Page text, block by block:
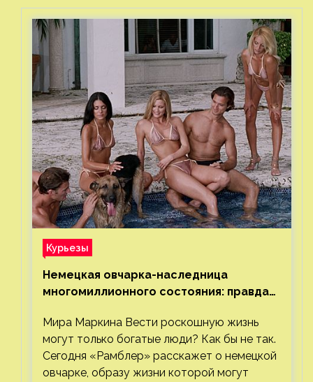
Курьезы
Немецкая овчарка-наследница
многомиллионного состояния: правда
Мира Маркина Вести роскошную жизнь
могут только богатые люди? Как бы не так.
Сегодня «Рамблер» расскажет о немецкой
овчарке, образу жизни которой могут